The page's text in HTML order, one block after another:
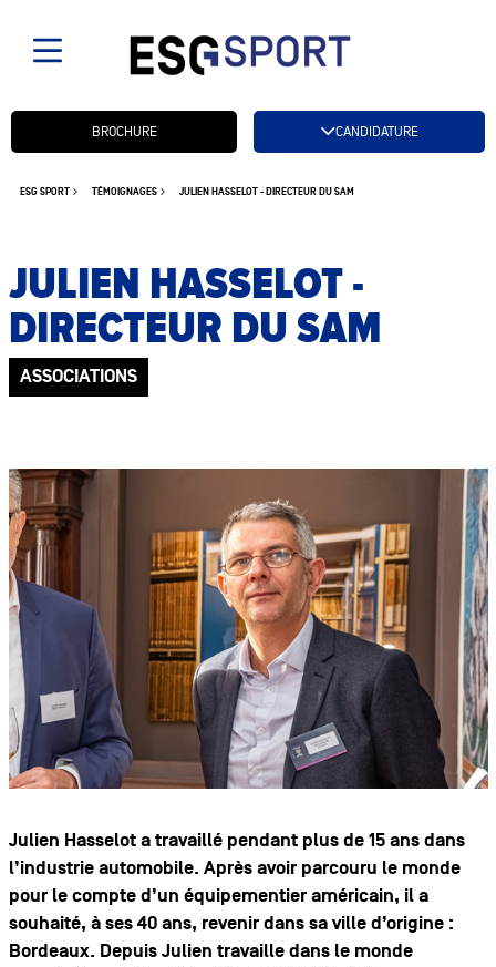
ESG SPORT TÉMOIGNAGES JULIEN HASSELOT - DIRECTEUR DU SAM
JULIEN HASSELOT -
DIRECTEUR DU SAM
ASSOCIATIONS
Julien Hasselot a travaillé pendant plus de 15 ans dans
l’industrie automobile. Après avoir parcouru le monde
pour le compte d’un équipementier américain, il a
souhaité, à ses 40 ans, revenir dans sa ville d’origine :
Bordeaux. Depuis Julien travaille dans le monde
CANDIDATURE
Candidatez btnBROCHURE